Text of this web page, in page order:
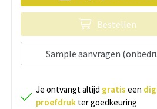
Bestellen
Sample aanvragen
Je ontvangt altijd gratis een
proefdrukter goedkeuring